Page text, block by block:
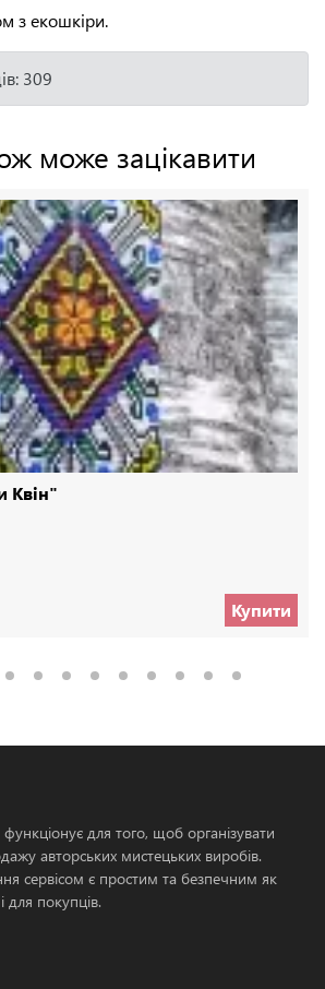
з екошкіри.
309
може зацікавити
Квін"
Купити
для того, щоб організувати
авторських мистецьких виробів.
сервісом є простим та безпечним як
для покупців.